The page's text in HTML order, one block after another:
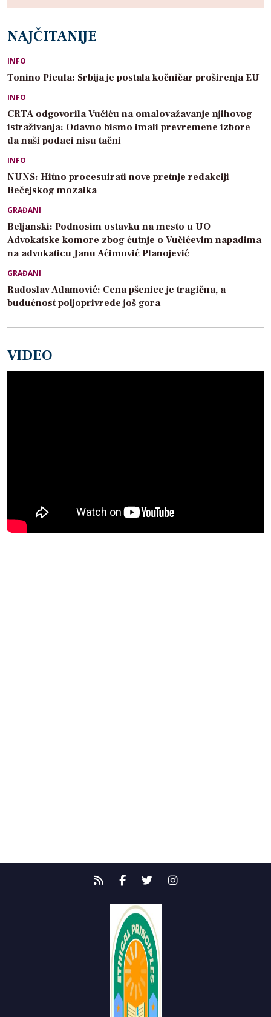
NAJČITANIJE
INFO
Tonino Picula: Srbija je postala kočničar proširenja EU
INFO
CRTA odgovorila Vučiću na omalovažavanje njihovog
istraživanja: Odavno bismo imali prevremene izbore
da naši podaci nisu tačni
INFO
NUNS: Hitno procesuirati nove pretnje redakciji
Bečejskog mozaika
GRAĐANI
Beljanski: Podnosim ostavku na mesto u UO
Advokatske komore zbog ćutnje o Vučićevim napadima
na advokaticu Janu Aćimović Planojević
GRAĐANI
Radoslav Adamović: Cena pšenice je tragična, a
budućnost poljoprivrede još gora
VIDEO